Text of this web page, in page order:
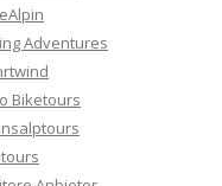
Adventures
Biketours